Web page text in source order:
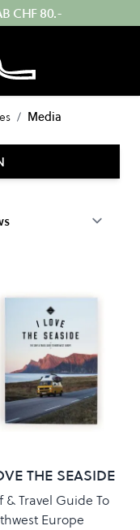
CHF 80.-
/ Media
THE SEASIDE
& Travel Guide To
Europe